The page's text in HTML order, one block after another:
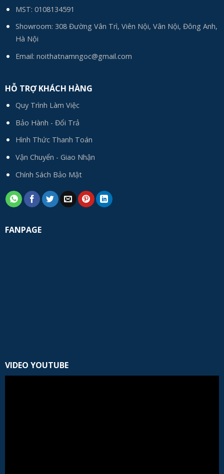
MST: 0108134591
Showroom: 308 Đường Vân Trì, Viên Nội, Vân Nội, Đông Anh,
Hà Nội
Email: noithatnamngoc@gmail.com
HỖ TRỢ KHÁCH HÀNG
Quy Trình Làm Việc
Bảo Hành - Đổi Trả
Hình Thức Thanh Toán
Vận Chuyển - Giao Nhận
Chính Sách Bảo Mật
FANPAGE
VIDEO YOUTUBE